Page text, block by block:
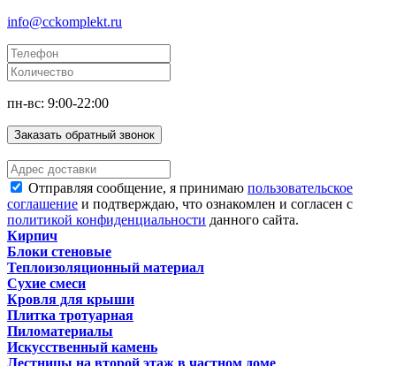
info@cckomplekt.ru
пн-вс: 9:00-22:00
Заказать обратный звонок
Отправляя сообщение, я принимаю пользовательское
соглашение и подтверждаю, что ознакомлен и согласен с
политикой конфиденциальности данного сайта.
Кирпич
Блоки стеновые
Теплоизоляционный материал
Сухие смеси
Кровля для крыши
Плитка тротуарная
Пиломатериалы
Искусственный камень
Лестницы на второй этаж в частном доме